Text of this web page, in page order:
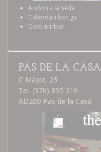
Andorra la Vella
Calendari botiga
Com arribar
PAS DE LA CASA
C Major, 23
Tel. (376) 855 216
AD200 Pas de la Casa